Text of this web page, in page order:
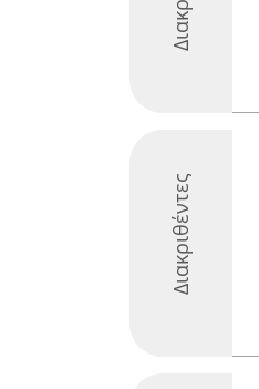
Διακριθέντες